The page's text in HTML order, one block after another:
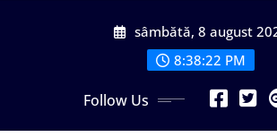
sâmbătă, 8 august
8:38:23 PM
Follow Us